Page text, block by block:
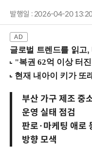
발행일 : 2026-04-20
글로벌 트렌드를 읽고, 내 역할을 가
부산 가구 제조 중
운영 실태 점검
판로·마케팅 애로
방향 모색